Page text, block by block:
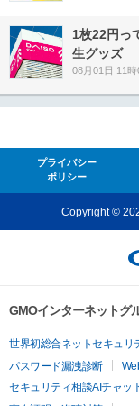
1枚22円っ
生グッズ
08月01日 11時
プライバシー
ポリシー
Copyright ©
GMOインターネットグ
世界初総合ネットセキュリ
パスワード漏洩診断
セキュリティ相談AIチャッ